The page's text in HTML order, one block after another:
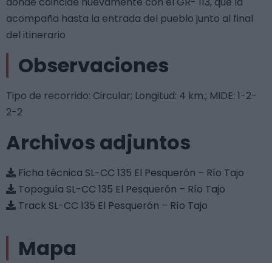
acompaña hasta la entrada del pueblo junto al final
del itinerario
Observaciones
Tipo de recorrido: Circular; Longitud: 4 km.; MIDE: 1-2-
2-2
Archivos adjuntos
Ficha técnica SL-CC 135 El Pesquerón – Río Tajo
Topoguía SL-CC 135 El Pesquerón – Río Tajo
Track SL-CC 135 El Pesquerón – Río Tajo
Mapa